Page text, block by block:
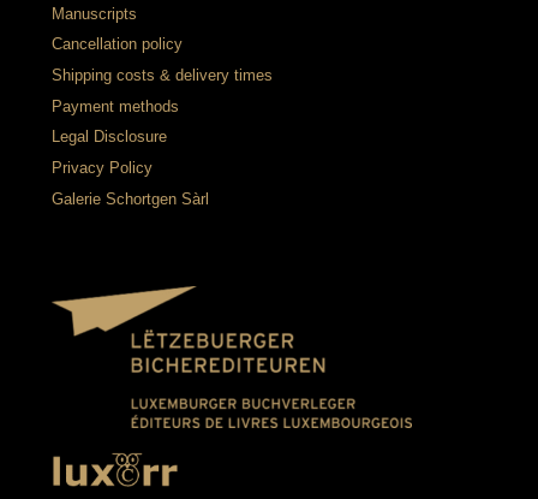
Manuscripts
Cancellation policy
Shipping costs & delivery times
Payment methods
Legal Disclosure
Privacy Policy
Galerie Schortgen Sàrl